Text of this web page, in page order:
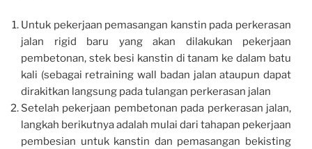
Untuk pekerjaan pemasangan kanstin pada perkerasan
jalan rigid baru yang akan dilakukan pekerjaan
pembetonan, stek besi kanstin di tanam ke dalam batu
kali (sebagai retraining wall badan jalan ataupun dapat
dirakitkan langsung pada tulangan perkerasan jalan
Setelah pekerjaan pembetonan pada perkerasan jalan,
langkah berikutnya adalah mulai dari tahapan pekerjaan
pembesian untuk kanstin dan pemasangan bekisting